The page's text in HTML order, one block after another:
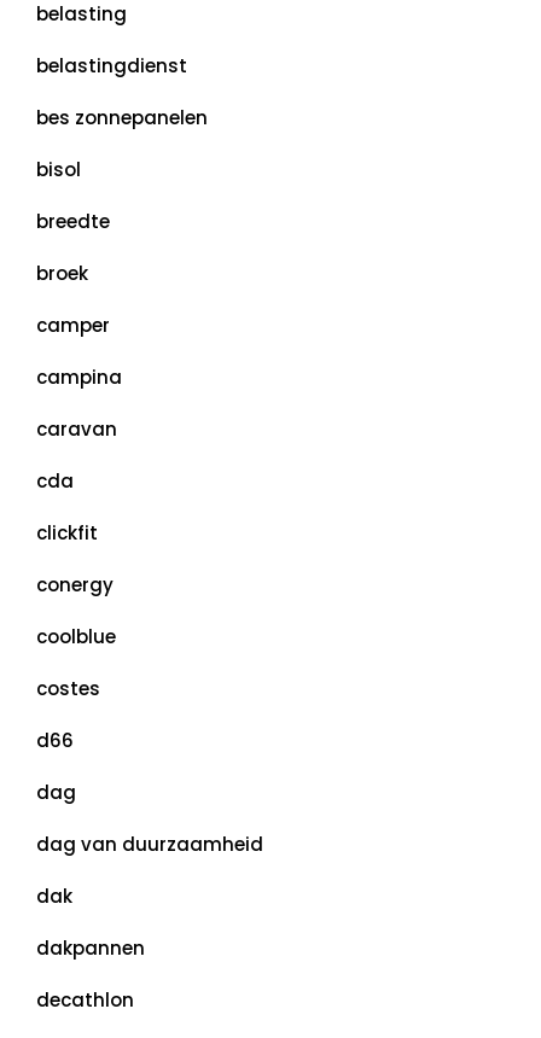
belasting
belastingdienst
bes zonnepanelen
bisol
breedte
broek
camper
campina
caravan
cda
clickfit
conergy
coolblue
costes
d66
dag
dag van duurzaamheid
dak
dakpannen
decathlon